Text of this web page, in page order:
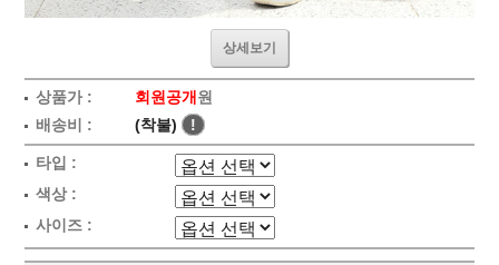
상세보기
상품가 : 회원공개 원
배송비 :
(착불) !
타입 :
색상 :
사이즈 :